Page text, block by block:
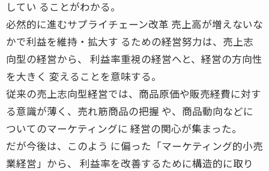
してい ることがわかる。
必然的に進むサプライチェーン改革 売上高が増えないな
かで利益を維持・拡大す るための経営努力は、売上志
向型の経営から、 利益率重視の経営へと、経営の方向性
を大きく 変えることを意味する。
従来の売上志向型経営では、商品原価や販売経費に対す
る意識が薄く、売れ筋商品の把握 や、商品動向などに
ついてのマーケティングに 経営の関心が集まった。
だが今後は、このよう に偏った「マーケティング的小売
業経営」から、 利益率を改善するために構造的に取り